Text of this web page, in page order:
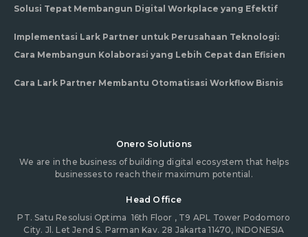
Solusi Tepat Membangun Digital Workplace yang Efektif
Implementasi Lark Partner untuk Perusahaan Teknologi:
Cara Membangun Kolaborasi yang Lebih Cepat dan Efisien
Cara Lark Partner Membantu Otomatisasi Workflow Bisnis
Onero Solutions
We are in the business of building digital ecosystem that helps
businesses to reach their maximum potential.
Head Office
PT. Satu Resolusi Optima 16th Floor , T9 APL Tower Podomoro
City. Jl. Let Jend S. Parman Kav. 28 Jakarta 11470, INDONESIA